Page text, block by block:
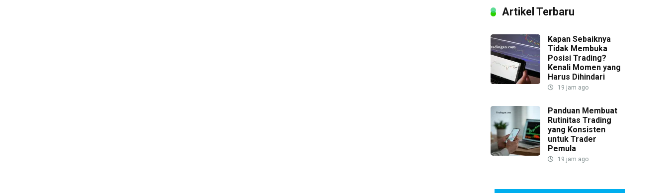
Artikel Terbaru
Kapan Sebaiknya
Tidak Membuka
Posisi Trading?
Kenali Momen yang
Harus Dihindari
19 jam ago
Panduan Membuat
Rutinitas Trading
yang Konsisten
untuk Trader
Pemula
19 jam ago